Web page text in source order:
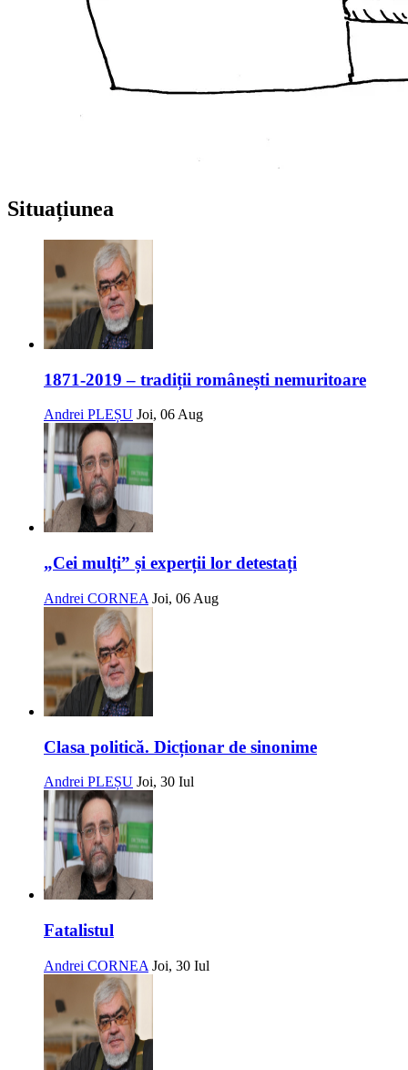
Situațiunea
1871-2019 – tradiții românești nemuritoare
Andrei PLEȘU Joi, 06 Aug
„Cei mulți” și experții lor detestați
Andrei CORNEA Joi, 06 Aug
Clasa politică. Dicționar de sinonime
Andrei PLEȘU Joi, 30 Iul
Fatalistul
Andrei CORNEA Joi, 30 Iul